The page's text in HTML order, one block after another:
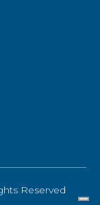
Reserved